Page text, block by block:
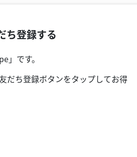
ち登録する
」です。
だち登録ボタンをタップしてお得